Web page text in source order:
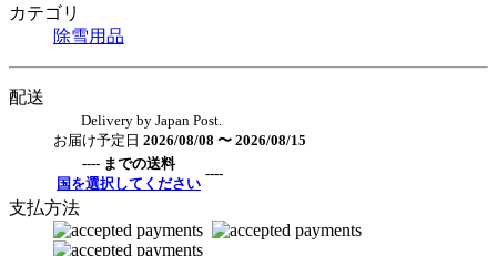
カテゴリ
除雪用品
配送
Delivery by Japan Post.
お届け予定日 2026/08/08 〜 2026/08/15
---- までの送料
国を選択してください
----
支払方法